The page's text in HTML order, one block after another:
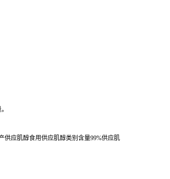
供应肌醇食用供应肌醇类别含量99%供应肌